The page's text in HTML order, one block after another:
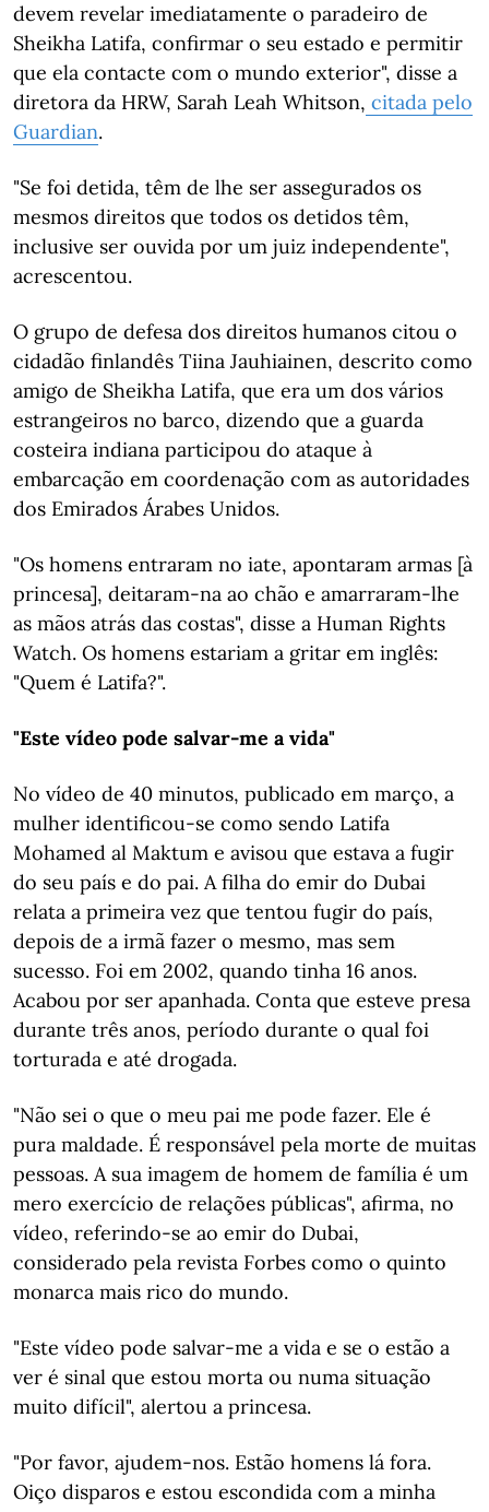
devem revelar imediatamente o paradeiro de
Sheikha Latifa, confirmar o seu estado e permitir
que ela contacte com o mundo exterior", disse a
diretora da HRW, Sarah Leah Whitson, citada pelo
Guardian.
"Se foi detida, têm de lhe ser assegurados os
mesmos direitos que todos os detidos têm,
inclusive ser ouvida por um juiz independente",
acrescentou.
O grupo de defesa dos direitos humanos citou o
cidadão finlandês Tiina Jauhiainen, descrito como
amigo de Sheikha Latifa, que era um dos vários
estrangeiros no barco, dizendo que a guarda
costeira indiana participou do ataque à
embarcação em coordenação com as autoridades
dos Emirados Árabes Unidos.
"Os homens entraram no iate, apontaram armas [à
princesa], deitaram-na ao chão e amarraram-lhe
as mãos atrás das costas", disse a Human Rights
Watch. Os homens estariam a gritar em inglês:
"Quem é Latifa?".
"Este vídeo pode salvar-me a vida"
No vídeo de 40 minutos, publicado em março, a
mulher identificou-se como sendo Latifa
Mohamed al Maktum e avisou que estava a fugir
do seu país e do pai. A filha do emir do Dubai
relata a primeira vez que tentou fugir do país,
depois de a irmã fazer o mesmo, mas sem
sucesso. Foi em 2002, quando tinha 16 anos.
Acabou por ser apanhada. Conta que esteve presa
durante três anos, período durante o qual foi
torturada e até drogada.
"Não sei o que o meu pai me pode fazer. Ele é
pura maldade. É responsável pela morte de muitas
pessoas. A sua imagem de homem de família é um
mero exercício de relações públicas", afirma, no
vídeo, referindo-se ao emir do Dubai,
considerado pela revista Forbes como o quinto
monarca mais rico do mundo.
"Este vídeo pode salvar-me a vida e se o estão a
ver é sinal que estou morta ou numa situação
muito difícil", alertou a princesa.
"Por favor, ajudem-nos. Estão homens lá fora.
Oiço disparos e estou escondida com a minha